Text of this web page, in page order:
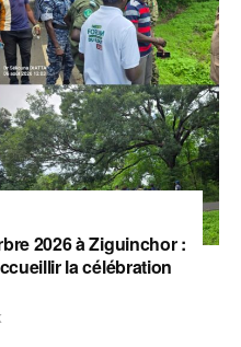
2026 à Ziguinchor :
la célébration